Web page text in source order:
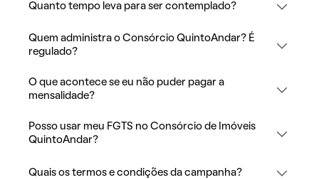
Quanto tempo leva para ser contemplado?
Quem administra o Consórcio QuintoAndar? É
regulado?
O que acontece se eu não puder pagar a
mensalidade?
Posso usar meu FGTS no Consórcio de Imóveis
QuintoAndar?
Quais os termos e condições da campanha?